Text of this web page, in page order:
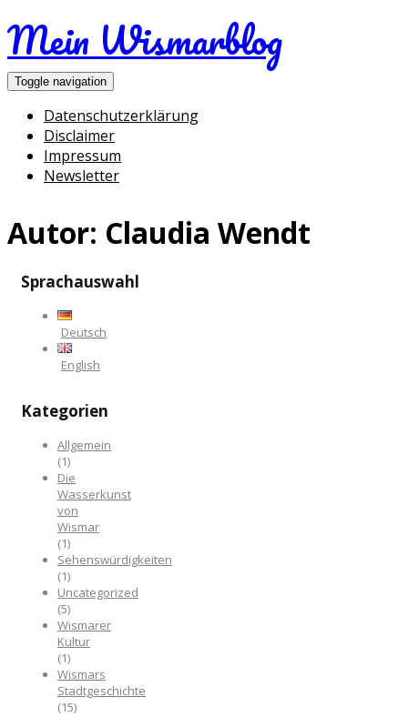
Mein Wismarblog
Toggle navigation
Datenschutzerklärung
Disclaimer
Impressum
Newsletter
Autor: Claudia Wendt
Sprachauswahl
Deutsch
English
Kategorien
Allgemein
(1)
Die
Wasserkunst
von
Wismar
(1)
Sehenswürdigkeiten
(1)
Uncategorized
(5)
Wismarer
Kultur
(1)
Wismars
Stadtgeschichte
(15)